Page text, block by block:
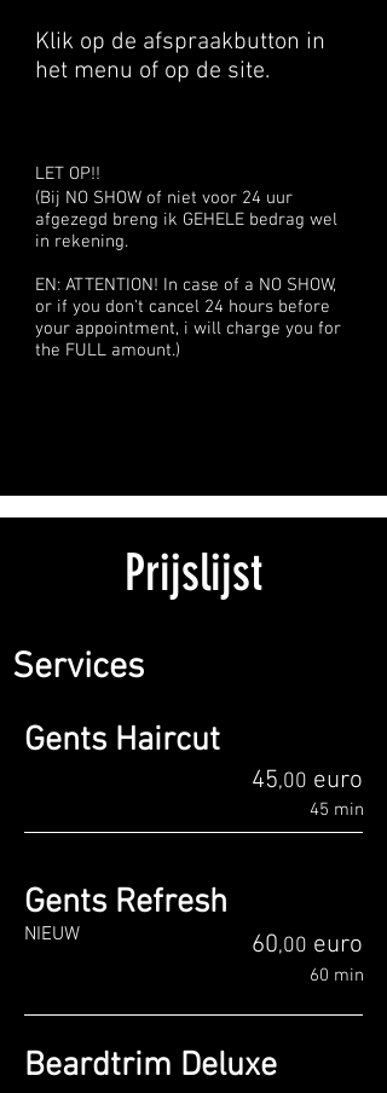
Klik op de afspraakbutton in
het menu of op de site.
LET OP!!
(Bij NO SHOW of niet voor 24 uur
afgezegd breng ik GEHELE bedrag wel
in rekening.
EN: ATTENTION! In case of a NO SHOW,
or if you don't cancel 24 hours before
your appointment, i will charge you for
the FULL amount.)
Prijslijst
Services
Gents Haircut
45,00 euro
45 min
NIEUW
Gents Refresh
60,00 euro
60 min
Beardtrim Deluxe